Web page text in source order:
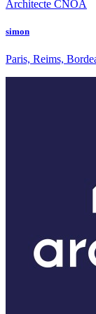
Architecte CNOA
simon
Paris, Reims,